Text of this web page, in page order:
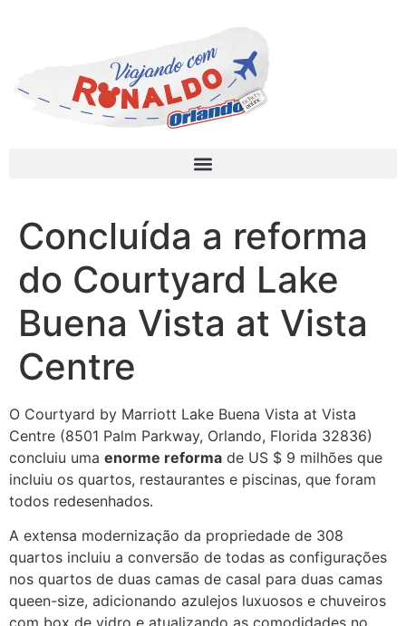
Concluída a reforma
do Courtyard Lake
Buena Vista at Vista
Centre
O Courtyard by Marriott Lake Buena Vista at Vista
Centre (8501 Palm Parkway, Orlando, Florida 32836)
concluiu uma enorme reforma de US $ 9 milhões que
incluiu os quartos, restaurantes e piscinas, que foram
todos redesenhados.
A extensa modernização da propriedade de 308
quartos incluiu a conversão de todas as configurações
nos quartos de duas camas de casal para duas camas
queen-size, adicionando azulejos luxuosos e chuveiros